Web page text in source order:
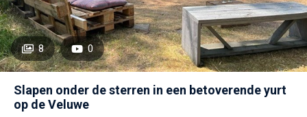
8 0
Slapen onder de sterren in een betoverende yurt
op de Veluwe